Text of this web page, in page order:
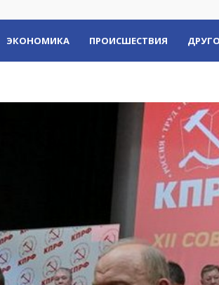
ЭКОНОМИКА ПРОИСШЕСТВИЯ